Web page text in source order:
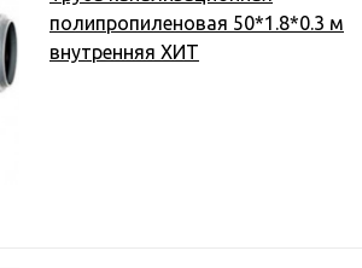
полипропиленовая 50*1.8*0.3 м
внутренняя ХИТ